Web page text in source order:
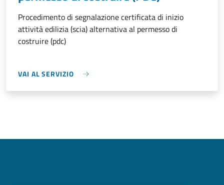
Procedimento di segnalazione certificata di inizio
attività edilizia (scia) alternativa al permesso di
costruire (pdc)
VAI AL SERVIZIO